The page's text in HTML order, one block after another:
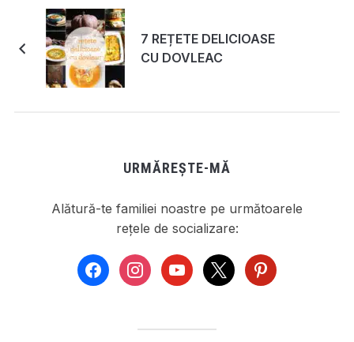
7 REȚETE DELICIOASE
CU DOVLEAC
URMĂREȘTE-MĂ
Alătură-te familiei noastre pe următoarele
rețele de socializare:
facebookinstagramyoutube
x pinterest